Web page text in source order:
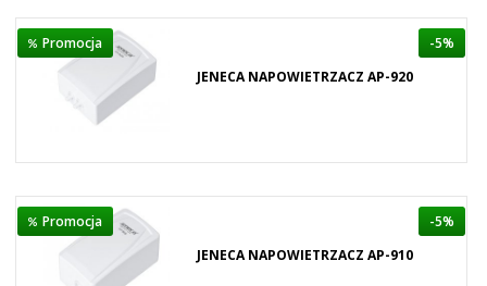
Promocja
-5%
JENECA NAPOWIETRZACZ AP-920
Promocja
-5%
JENECA NAPOWIETRZACZ AP-910